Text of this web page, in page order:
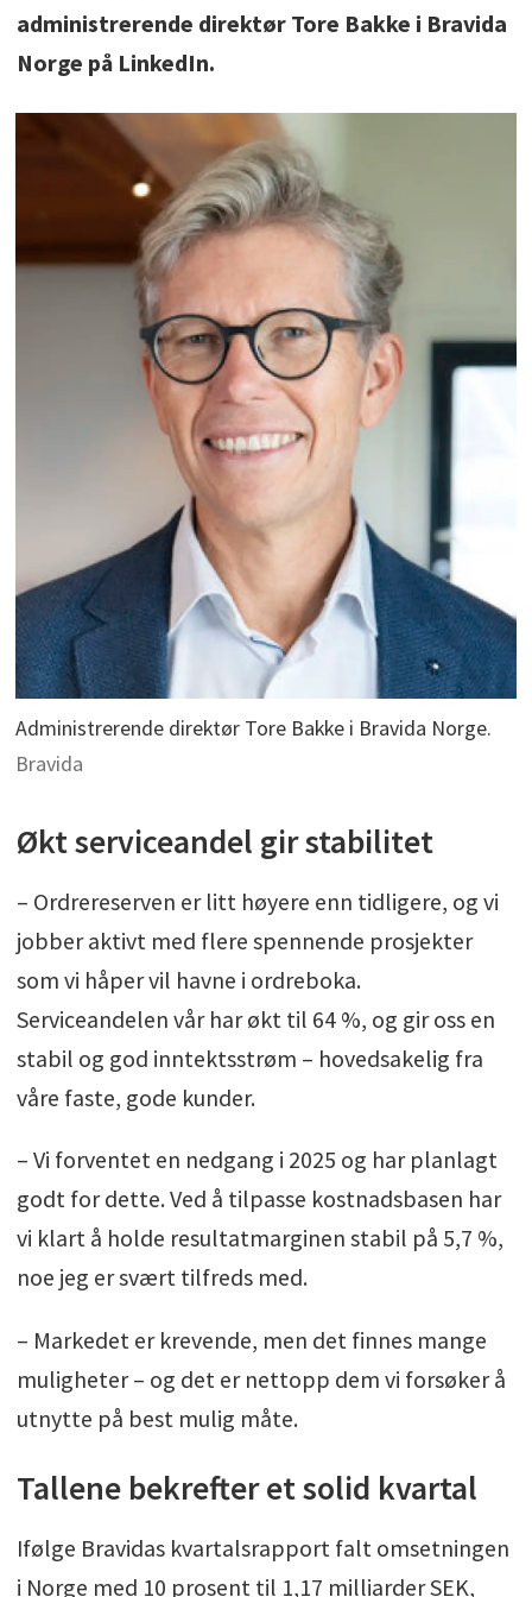
administrerende direktør Tore Bakke i Bravida
Norge på LinkedIn.
Administrerende direktør Tore Bakke i Bravida Norge.
Bravida
Økt serviceandel gir stabilitet
– Ordrereserven er litt høyere enn tidligere, og vi
jobber aktivt med flere spennende prosjekter
som vi håper vil havne i ordreboka.
Serviceandelen vår har økt til 64 %, og gir oss en
stabil og god inntektsstrøm – hovedsakelig fra
våre faste, gode kunder.
– Vi forventet en nedgang i 2025 og har planlagt
godt for dette. Ved å tilpasse kostnadsbasen har
vi klart å holde resultatmarginen stabil på 5,7 %,
noe jeg er svært tilfreds med.
– Markedet er krevende, men det finnes mange
muligheter – og det er nettopp dem vi forsøker å
utnytte på best mulig måte.
Tallene bekrefter et solid kvartal
Ifølge Bravidas kvartalsrapport falt omsetningen
i Norge med 10 prosent til 1,17 milliarder SEK,